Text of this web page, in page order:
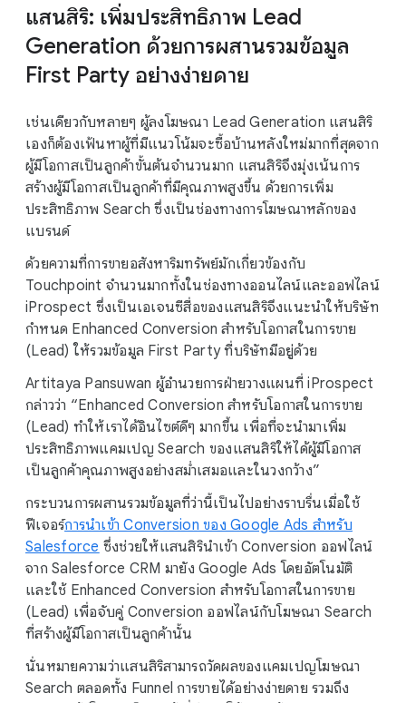
แสนสิริ: เพิ่มประสิทธิภาพ Lead
Generation ด้วยการผสานรวมข้อมูล
First Party อย่างง่ายดาย
เช่นเดียวกับหลายๆ ผู้ลงโฆษณา Lead Generation แสนสิริ
เองก็ต้องเฟ้นหาผู้ที่มีแนวโน้มจะซื้อบ้านหลังใหม่มากที่สุดจาก
ผู้มีโอกาสเป็นลูกค้าขั้นต้นจำนวนมาก แสนสิริจึงมุ่งเน้นการ
สร้างผู้มีโอกาสเป็นลูกค้าที่มีคุณภาพสูงขึ้น ด้วยการเพิ่ม
ประสิทธิภาพ Search ซึ่งเป็นช่องทางการโฆษณาหลักของ
แบรนด์
ด้วยความที่การขายอสังหาริมทรัพย์มักเกี่ยวข้องกับ
Touchpoint จำนวนมากทั้งในช่องทางออนไลน์และออฟไลน์
iProspect ซึ่งเป็นเอเจนซีสื่อของแสนสิริจึงแนะนำให้บริษัท
กำหนด Enhanced Conversion สำหรับโอกาสในการขาย
(Lead) ให้รวมข้อมูล First Party ที่บริษัทมีอยู่ด้วย
Artitaya Pansuwan ผู้อำนวยการฝ่ายวางแผนที่ iProspect
กล่าวว่า “Enhanced Conversion สำหรับโอกาสในการขาย
(Lead) ทำให้เราได้อินไซต์ดีๆ มากขึ้น เพื่อที่จะนำมาเพิ่ม
ประสิทธิภาพแคมเปญ Search ของแสนสิริให้ได้ผู้มีโอกาส
เป็นลูกค้าคุณภาพสูงอย่างสม่ำเสมอและในวงกว้าง”
กระบวนการผสานรวมข้อมูลที่ว่านี้เป็นไปอย่างราบรื่นเมื่อใช้
ฟีเจอร์การนำเข้า Conversion ของ Google Ads สำหรับ
Salesforce ซึ่งช่วยให้แสนสิรินำเข้า Conversion ออฟไลน์
จาก Salesforce CRM มายัง Google Ads โดยอัตโนมัติ
และใช้ Enhanced Conversion สำหรับโอกาสในการขาย
(Lead) เพื่อจับคู่ Conversion ออฟไลน์กับโฆษณา Search
ที่สร้างผู้มีโอกาสเป็นลูกค้านั้น
นั่นหมายความว่าแสนสิริสามารถวัดผลของแคมเปญโฆษณา
Search ตลอดทั้ง Funnel การขายได้อย่างง่ายดาย รวมถึง